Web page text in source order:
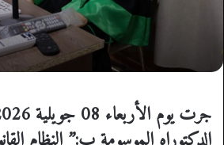
الدكتوراه الموسومة ب:” النظام